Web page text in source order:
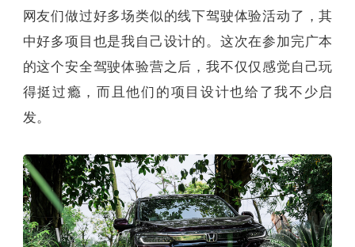
网友们做过好多场类似的线下驾驶体验活动了，其
中好多项目也是我自己设计的。这次在参加完广本
的这个安全驾驶体验营之后，我不仅仅感觉自己玩
得挺过瘾，而且他们的项目设计也给了我不少启
发。